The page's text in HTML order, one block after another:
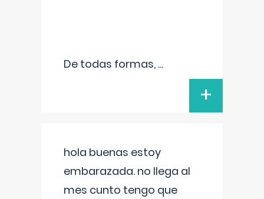
De todas formas, ...
+
hola buenas estoy
embarazada. no llega al
mes cunto tengo que